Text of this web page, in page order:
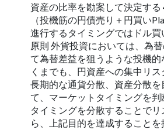
資産の比率を勘案して決定する
（投機筋の円債売り＋円買い
進行するタイミングではドル
原則 外貨投資においては、為
て為替差益を狙うような投機
くまでも、円資産への集中リ
長期的な通貨分散、資産分散を
て、マーケットタイミングを判
タイミングを分散することで
ら、上記目的を達成することを